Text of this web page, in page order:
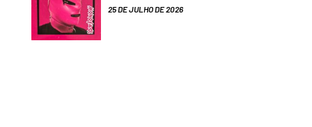
25 DE JULHO DE 2026